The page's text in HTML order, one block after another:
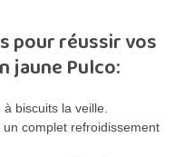
pour réussir vos
jaune Pulco:
biscuits la veille.
complet refroidissement